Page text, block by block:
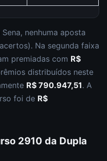
, nenhuma aposta
). Na segunda faixa
premiadas com R$
distribuídos neste
R$ 790.947,51. A
foi de R$
2910 da Dupla